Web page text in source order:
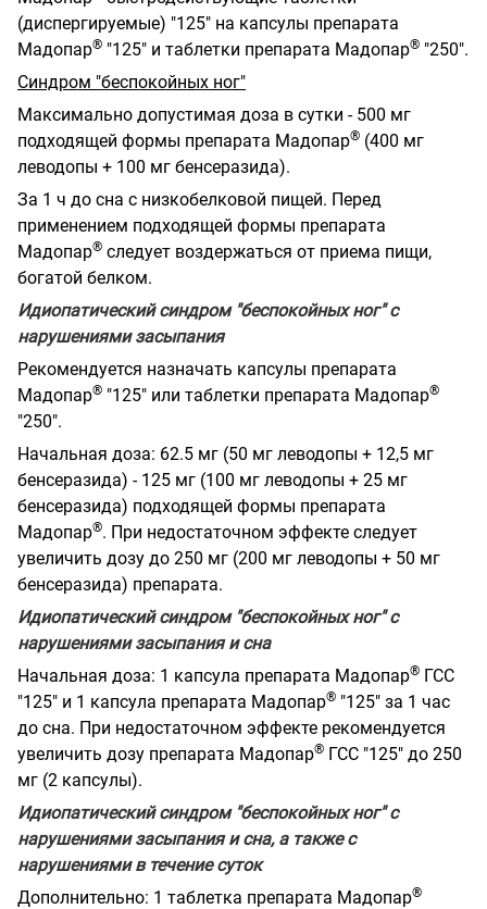
(диспергируемые) "125" на капсулы препарата
Мадопар® "125" и таблетки препарата Мадопар® "250".
Синдром "беспокойных ног"
Максимально допустимая доза в сутки - 500 мг
подходящей формы препарата Мадопар® (400 мг
леводопы + 100 мг бенсеразида).
За 1 ч до сна с низкобелковой пищей. Перед
применением подходящей формы препарата
Мадопар® следует воздержаться от приема пищи,
богатой белком.
Идиопатический синдром "беспокойных ног" с
нарушениями засыпания
Рекомендуется назначать капсулы препарата
Мадопар® "125" или таблетки препарата Мадопар®
"250".
Начальная доза: 62.5 мг (50 мг леводопы + 12,5 мг
бенсеразида) - 125 мг (100 мг леводопы + 25 мг
бенсеразида) подходящей формы препарата
Мадопар®. При недостаточном эффекте следует
увеличить дозу до 250 мг (200 мг леводопы + 50 мг
бенсеразида) препарата.
Идиопатический синдром "беспокойных ног" с
нарушениями засыпания и сна
Начальная доза: 1 капсула препарата Мадопар® ГСС
"125" и 1 капсула препарата Мадопар® "125" за 1 час
до сна. При недостаточном эффекте рекомендуется
увеличить дозу препарата Мадопар® ГСС "125" до 250
мг (2 капсулы).
Идиопатический синдром "беспокойных ног" с
нарушениями засыпания и сна, а также с
нарушениями в течение суток
Дополнительно: 1 таблетка препарата Мадопар®